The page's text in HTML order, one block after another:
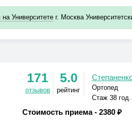
Университете г. Москва
171
отзывов
5.0
рейтинг
Ортопед
Стаж 38 год.
Стоимость приема - 2380 ₽